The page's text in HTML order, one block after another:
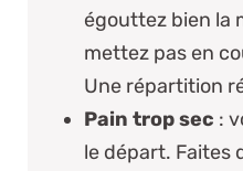
égouttez bien la
mettez pas en
Une répartition
Pain trop sec :
le départ. Faites